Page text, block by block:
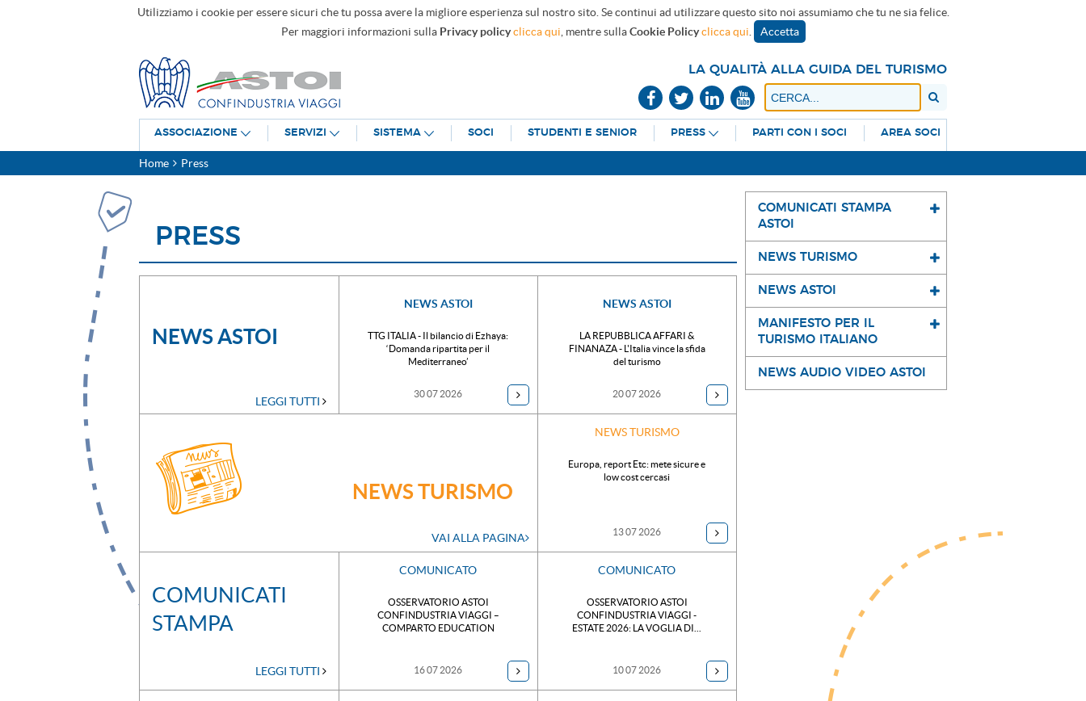
Utilizziamo i cookie per essere sicuri che tu possa avere la migliore esperienza sul nostro sito. Se continui ad utilizzare questo sito noi assumiamo che tu ne sia felice.
Per maggiori informazioni sulla Privacy policy clicca qui , mentre sullaCookie Policy clicca qui Accetta
LA QUALITÀ ALLA GUIDA DEL TURISMO
ASSOCIAZIONE SERVIZI SISTEMA SOCI STUDENTI E SENIOR PRESS PARTI CON I SOCI AREA SOCI
Home Press
COMUNICATI STAMPA
ASTOI
NEWS TURISMO
NEWS ASTOI
MANIFESTO PER IL
TURISMO ITALIANO
NEWS AUDIO VIDEO ASTOI
PRESS
NEWS ASTOI
LEGGI TUTTI
NEWS ASTOI
TTG ITALIA - Il bilancio di Ezhaya:
‘Domanda ripartita per il
Mediterraneo’
30 07 2026
NEWS ASTOI
LA REPUBBLICA AFFARI &
FINANAZA - L'Italia vince la sfida
del turismo
20 07 2026
NEWS TURISMO
VAI ALLA PAGINA
NEWS TURISMO
Europa, report Etc: mete sicure e
low cost cercasi
13 07 2026
COMUNICATI
STAMPA
LEGGI TUTTI
COMUNICATO
OSSERVATORIO ASTOI
CONFINDUSTRIA VIAGGI –
COMPARTO EDUCATION
16 07 2026
COMUNICATO
OSSERVATORIO ASTOI
CONFINDUSTRIA VIAGGI -
ESTATE 2026: LA VOGLIA DI...
10 07 2026